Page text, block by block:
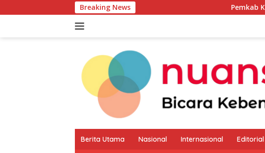
ke
Breaking News Pemkab Kaur Mulai
Berita Utama Nasional Internasional Editorial